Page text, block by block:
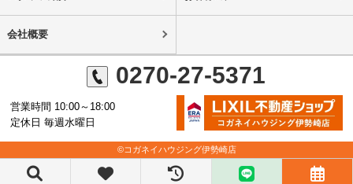
会社概要
0270-27-5371
営業時間 10:00～18:00
定休日 毎週水曜日
©コガネイハウジング伊勢崎店